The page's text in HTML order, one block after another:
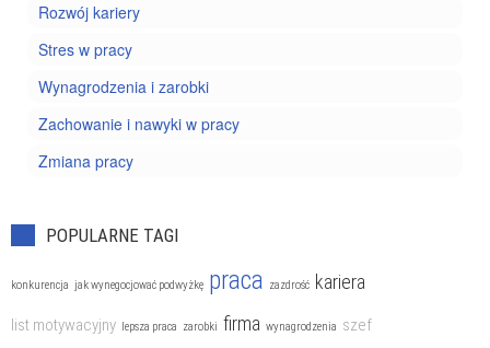
Rozwój kariery
Stres w pracy
Wynagrodzenia i zarobki
Zachowanie i nawyki w pracy
Zmiana pracy
POPULARNE TAGI
konkurencja jak wynegocjować podwyżkę praca zazdrość kariera
list motywacyjny lepsza praca zarobki firma wynagrodzenia szef